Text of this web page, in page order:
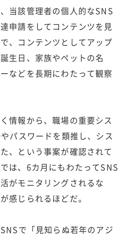
当該管理者の個人的なSNS
申請をしてコンテンツを見
、コンテンツとしてアップ
生日、家族やペットの名
などを長期にわたって観察
情報から、職場の重要シス
パスワードを類推し、シス
、という事案が確認されて
は、6カ月にもわたってSNS
がモニタリングされるな
感じられるほどだ。
で「見知らぬ若年のアジ